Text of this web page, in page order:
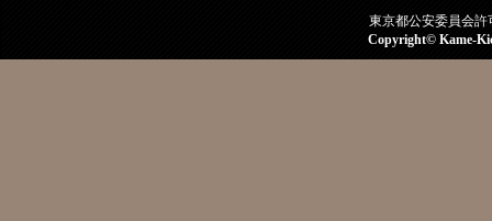
東京都公安委員会許
Copyright© Kame-